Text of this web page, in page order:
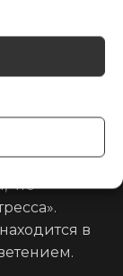
хорошо
защитил
уход и
что
в